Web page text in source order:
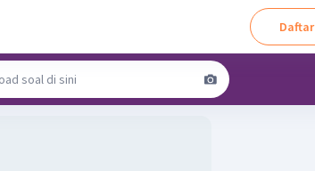
Daftar